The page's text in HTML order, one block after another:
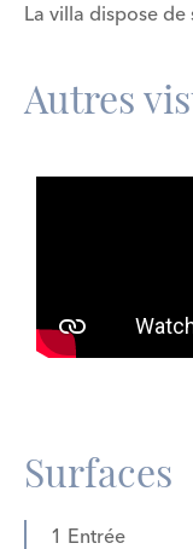
La villa dispose
Autres
Surfaces
1 Entrée